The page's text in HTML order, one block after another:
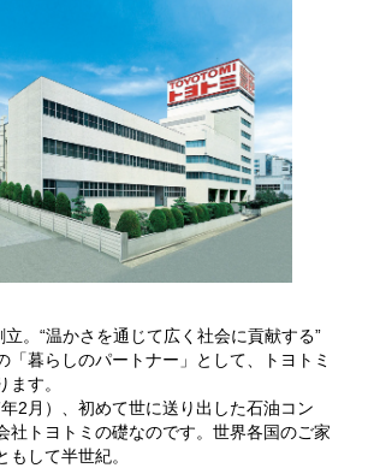
。“温かさを通じて広く社会に貢献する”
「暮らしのパートナー」として、トヨトミ
ます。
2月）、初めて世に送り出した石油コン
社トヨトミの礎なのです。世界各国のご家
もして半世紀。